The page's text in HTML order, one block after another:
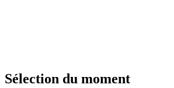
Sélection du moment